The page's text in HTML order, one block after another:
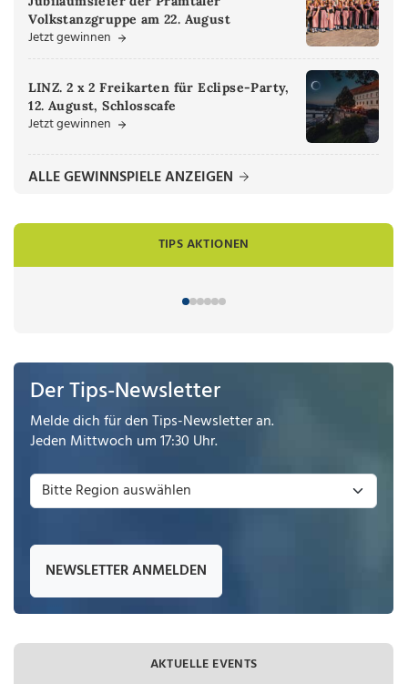
Volkstanzgruppe am 22. August
Jetzt gewinnen
LINZ. 2 x 2 Freikarten für Eclipse-Party,
12. August, Schlosscafe
Jetzt gewinnen
ALLE GEWINNSPIELE ANZEIGEN
TIPS AKTIONEN
Der Tips-Newsletter
Melde dich für den Tips-Newsletter an.
Jeden Mittwoch um 17:30 Uhr.
NEWSLETTER ANMELDEN
AKTUELLE EVENTS